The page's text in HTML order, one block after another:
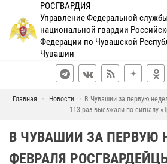
РОСГВАРДИЯ
Управление Федеральной
национальной гвардии
Федерации по Чувашской
Чувашии
Главная Новости
В Чувашии за первую
113 раз выезжали по сигналу
В ЧУВАШИИ ЗА ПЕРВУЮ
ФЕВРАЛЯ